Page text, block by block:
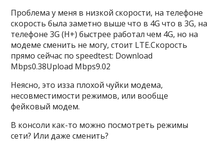
Проблема у меня в низкой скорости, на телефоне
скорость была заметно выше что в 4G что в 3G, на
телефоне 3G (H+) быстрее работал чем 4G, но на
модеме сменить не могу, стоит LTE.Скорость
прямо сейчас по speedtest: Download
Mbps0.38Upload Mbps9.02
Неясно, это изза плохой чуйки модема,
несовместимости режимов, или вообще
фейковый модем.
В консоли как-то можно посмотреть режимы
сети? Или даже сменить?